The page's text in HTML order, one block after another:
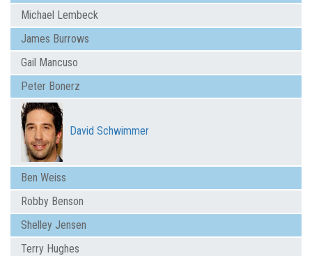
Michael Lembeck
James Burrows
Gail Mancuso
Peter Bonerz
David Schwimmer
Ben Weiss
Robby Benson
Shelley Jensen
Terry Hughes